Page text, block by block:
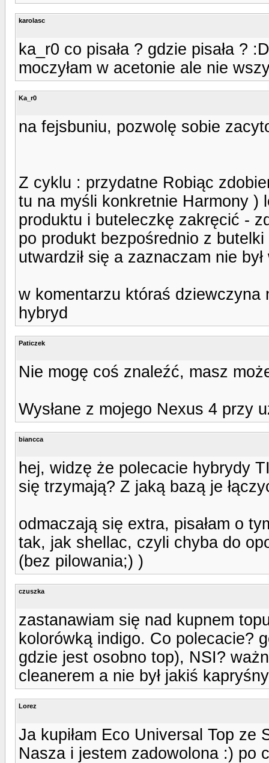
karolasc
ka_r0 co pisała ? gdzie pisała ?
moczyłam w acetonie ale nie
Ka_r0
na fejsbuniu, pozwolę sobie
Z cyklu : przydatne Robiąc
tu na myśli konkretnie Harmony )
produktu i buteleczkę zakręcić -
po produkt bezpośrednio z
utwardził się a zaznaczam nie
w komentarzu któraś dziewczyna
hybryd
Paticzek
Nie mogę coś znaleźć, masz
Wysłane z mojego Nexus 4 przy
biancca
hej, widzę że polecacie hybrydy
się trzymają? Z jaką bazą je
odmaczają się extra, pisałam o
tak, jak shellac, czyli chyba do
(bez pilowania;) )
czuszka
zastanawiam się nad kupnem
kolorówką indigo. Co polecacie?
gdzie jest osobno top), NSI?
cleanerem a nie był jakiś
Lorez
Ja kupiłam Eco Universal Top ze
Nasza i jestem zadowolona :) po